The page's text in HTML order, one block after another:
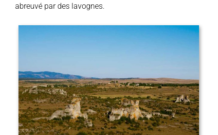
abreuvé par des lavognes.